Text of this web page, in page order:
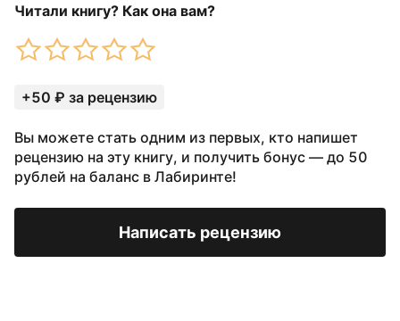
Читали книгу? Как она вам?
+50 ₽ за рецензию
Вы можете стать одним из первых, кто напишет
рецензию на эту книгу, и получить бонус — до 50
рублей на баланс в Лабиринте!
Написать рецензию